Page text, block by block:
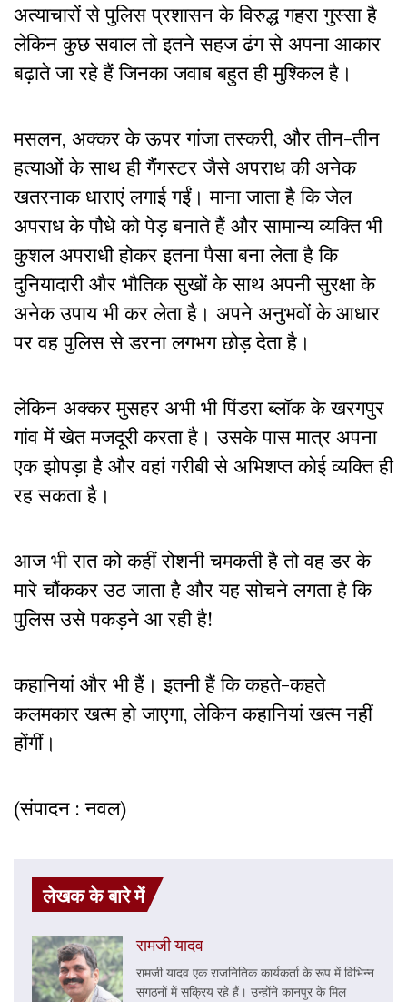
अत्याचारों से पुलिस प्रशासन के विरुद्ध गहरा गुस्सा है
लेकिन कुछ सवाल तो इतने सहज ढंग से अपना आकार
बढ़ाते जा रहे हैं जिनका जवाब बहुत ही मुश्किल है।
मसलन, अक्कर के ऊपर गांजा तस्करी, और तीन-तीन
हत्याओं के साथ ही गैंगस्टर जैसे अपराध की अनेक
खतरनाक धाराएं लगाई गईं। माना जाता है कि जेल
अपराध के पौधे को पेड़ बनाते हैं और सामान्य व्यक्ति भी
कुशल अपराधी होकर इतना पैसा बना लेता है कि
दुनियादारी और भौतिक सुखों के साथ अपनी सुरक्षा के
अनेक उपाय भी कर लेता है। अपने अनुभवों के आधार
पर वह पुलिस से डरना लगभग छोड़ देता है।
लेकिन अक्कर मुसहर अभी भी पिंडरा ब्लॉक के खरगपुर
गांव में खेत मजदूरी करता है। उसके पास मात्र अपना
एक झोपड़ा है और वहां गरीबी से अभिशप्त कोई व्यक्ति ही
रह सकता है।
आज भी रात को कहीं रोशनी चमकती है तो वह डर के
मारे चौंककर उठ जाता है और यह सोचने लगता है कि
पुलिस उसे पकड़ने आ रही है!
कहानियां और भी हैं। इतनी हैं कि कहते-कहते
कलमकार खत्म हो जाएगा, लेकिन कहानियां खत्म नहीं
होंगीं।
(संपादन : नवल)
लेखक के बारे में
रामजी यादव
रामजी यादव एक राजनितिक कार्यकर्ता के रूप में विभिन्न
संगठनों में सक्रिय रहे हैं। उन्होंने कानपुर के मिल